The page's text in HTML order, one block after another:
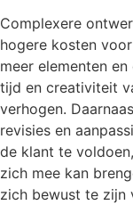
Complexere
hogere kosten
meer elementen
tijd en creativiteit
verhogen.
revisies en
de klant te
zich mee kan
zich bewust te zijn